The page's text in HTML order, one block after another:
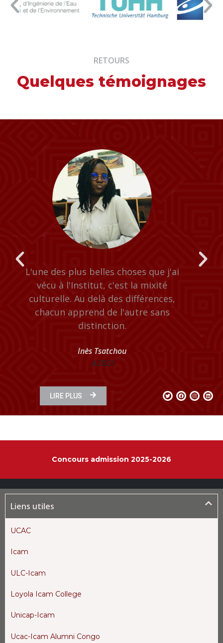
RETOURS
Quelques témoignages
L'Institut m'a appris à travailler en
équipe, à s'accepter et à se tolérer
quelque soit nos origines.
Audrey Leombeth
LIRE PLUS
Concours admission 2025-2026
Liens utiles
UCAC
Icam
ULC-Icam
Loyola Icam College
Unicap-Icam
Ucac-Icam Alumni Congo